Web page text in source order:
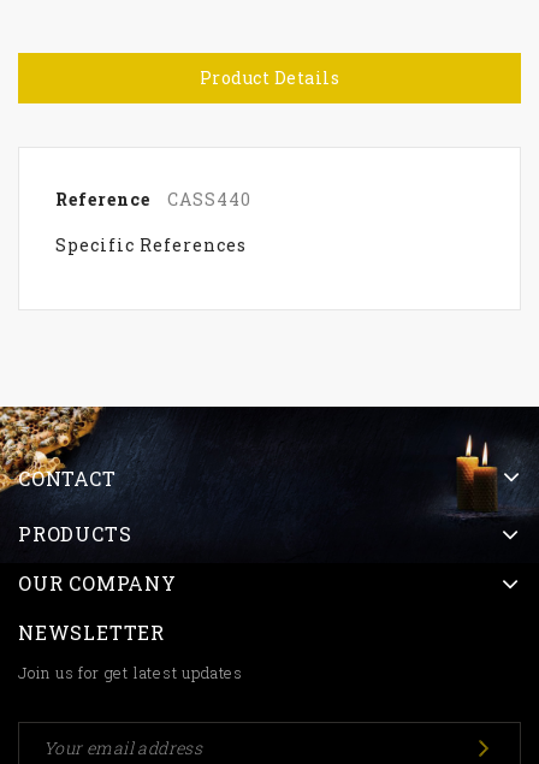
Product Details
Reference
CASS440
Specific References
CONTACT
PRODUCTS
OUR COMPANY
NEWSLETTER
Join us for get latest updates